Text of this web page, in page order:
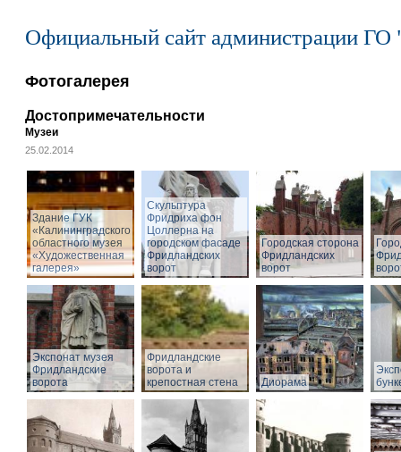
Официальный сайт администрации ГО
Фотогалерея
Достопримечательности
Музеи
25.02.2014
Здание ГУК
«Калининградского
областного музея
«Художественная
галерея»
Cкульптура
Фридриха фон
Цоллерна на
городском фасаде
Фридландских
ворот
Городская сторона
Фридландских
ворот
Экспонат музея
Фридландские
ворота
Фридландские
ворота и
крепостная стена
Диорама